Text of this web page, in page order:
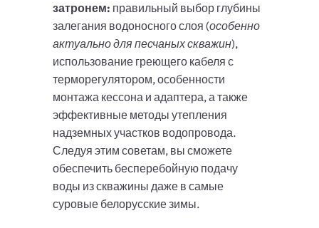
затронем: правильный выбор глубины
залегания водоносного слоя (особенно
актуально для песчаных скважин),
использование греющего кабеля с
терморегулятором, особенности
монтажа кессона и адаптера, а также
эффективные методы утепления
надземных участков водопровода.
Следуя этим советам, вы сможете
обеспечить бесперебойную подачу
воды из скважины даже в самые
суровые белорусские зимы.